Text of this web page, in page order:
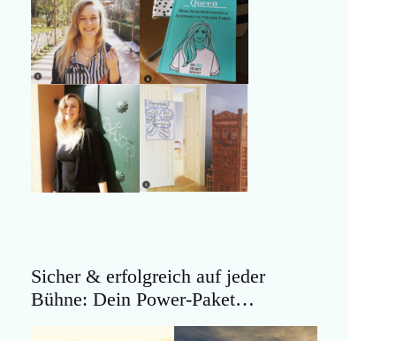
Sicher & erfolgreich auf jeder
Bühne: Dein Power-Paket…